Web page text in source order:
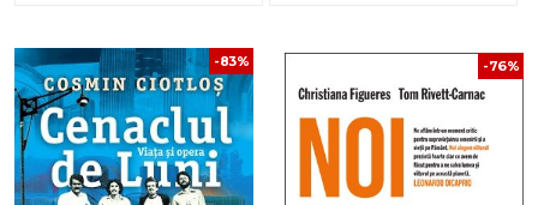
-83% -76%